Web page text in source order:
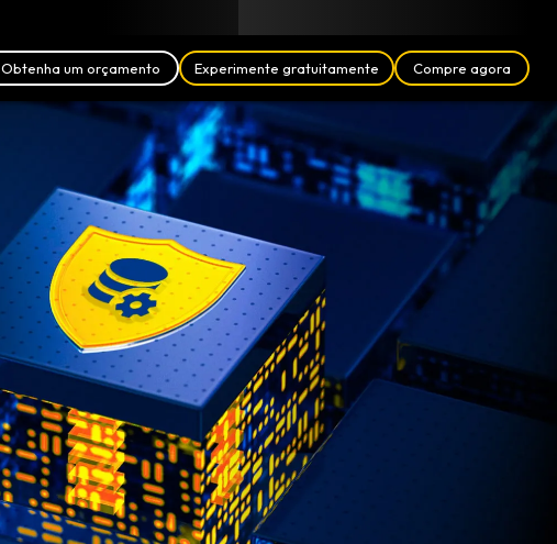
Obtenha um orçamento Experimente gratuitamente Compre agora